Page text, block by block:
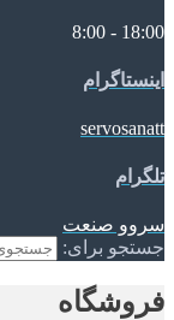
18:00 - 8:00
اینستاگرام
servosanatt
تلگرام
سروو صنعت
جستجو برای:
فروشگاه